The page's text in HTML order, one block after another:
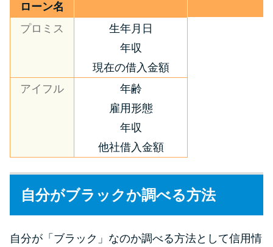
ローン名
プロミス
生年月日
年収
現在の借入金額
アイフル
年齢
雇用形態
年収
他社借入金額
自分がブラックか調べる方法
自分が「ブラック」なのか調べる方法として信用情